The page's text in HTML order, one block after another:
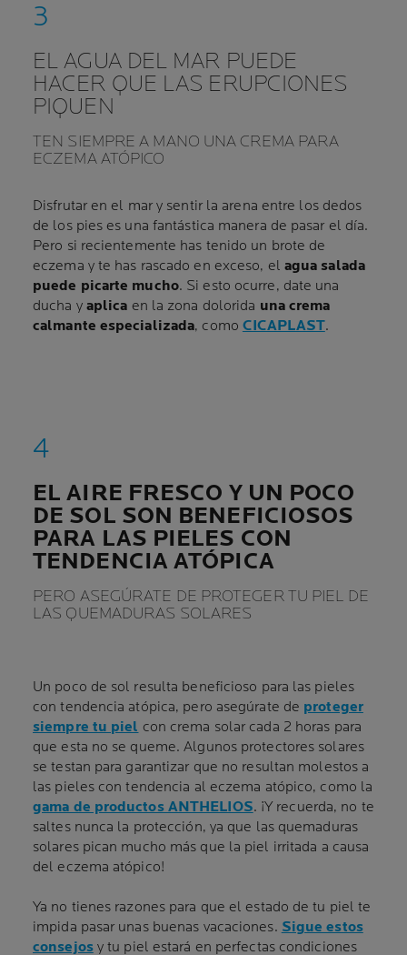
EL AGUA DEL MAR PUEDE
HACER QUE LAS ERUPCIONES
PIQUEN
TEN SIEMPRE A MANO UNA CREMA PARA
ECZEMA ATÓPICO
Disfrutar en el mar y sentir la arena entre los dedos
de los pies es una fantástica manera de pasar el día.
Pero si recientemente has tenido un brote de
eczema y te has rascado en exceso, el agua salada
puede picarte mucho. Si esto ocurre, date una
ducha y aplica en la zona dolorida una crema
calmante especializada, como CICAPLAST.
EL AIRE FRESCO Y UN POCO
DE SOL SON BENEFICIOSOS
PARA LAS PIELES CON
TENDENCIA ATÓPICA
PERO ASEGÚRATE DE PROTEGER TU PIEL DE
LAS QUEMADURAS SOLARES
Un poco de sol resulta beneficioso para las pieles
con tendencia atópica, pero asegúrate de proteger
siempre tu piel con crema solar cada 2 horas para
que esta no se queme. Algunos protectores solares
se testan para garantizar que no resultan molestos a
las pieles con tendencia al eczema atópico, como la
gama de productos ANTHELIOS. ¡Y recuerda, no te
saltes nunca la protección, ya que las quemaduras
solares pican mucho más que la piel irritada a causa
del eczema atópico!
Ya no tienes razones para que el estado de tu piel te
impida pasar unas buenas vacaciones. Sigue estos
consejosy tu piel estará en perfectas condiciones